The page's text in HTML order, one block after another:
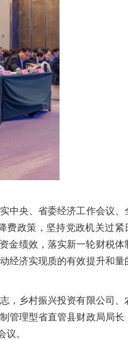
中央、省委经济工作会议、
费政策，坚持党政机关过紧
金绩效，落实新一轮财税体
经济实现质的有效提升和量
，乡村振兴投资有限公司、
管理型省直管县财政局局长
。